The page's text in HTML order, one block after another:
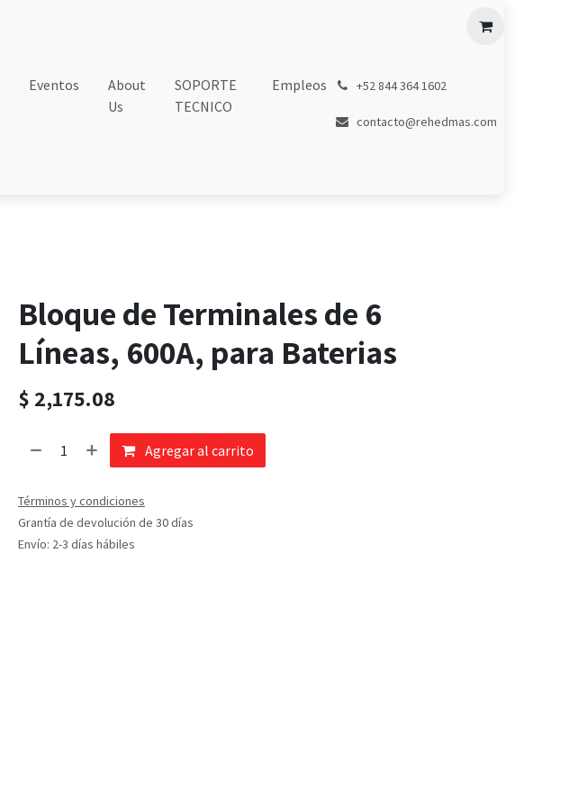
Eventos
About
Us
SOPORTE
TECNICO
Empleos +52 844 364 1602
contacto@rehedmas.com
Bloque de Terminales de 6
Líneas, 600A, para Baterias
$ 2,175.08
Agregar al carrito
Términos y condiciones
Grantía de devolución de 30 días
Envío: 2-3 días hábiles